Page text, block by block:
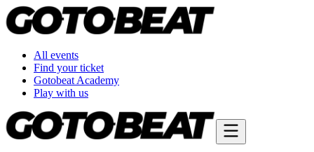
All events
Find your ticket
Gotobeat Academy
Play with us